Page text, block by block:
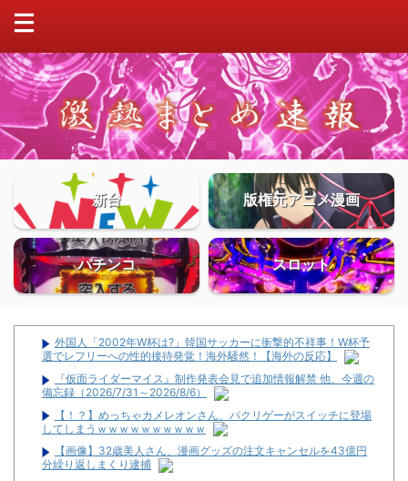
新台 版権元アニメ漫画
パチンコ スロット
外国人「2002年W杯は?」韓国サッカーに衝撃的不祥事！W杯予
選でレフリーへの性的接待発覚！海外騒然！【海外の反応】
『仮面ライダーマイス』制作発表会見で追加情報解禁 他、今週の
備忘録（2026/7/31～2026/8/6）
【！？】めっちゃカメレオンさん、パクリゲーがスイッチに登場
してしまうｗｗｗｗｗｗｗｗｗｗ
【画像】32歳美人さん、漫画グッズの注文キャンセルを43億円
分繰り返しまくり逮捕